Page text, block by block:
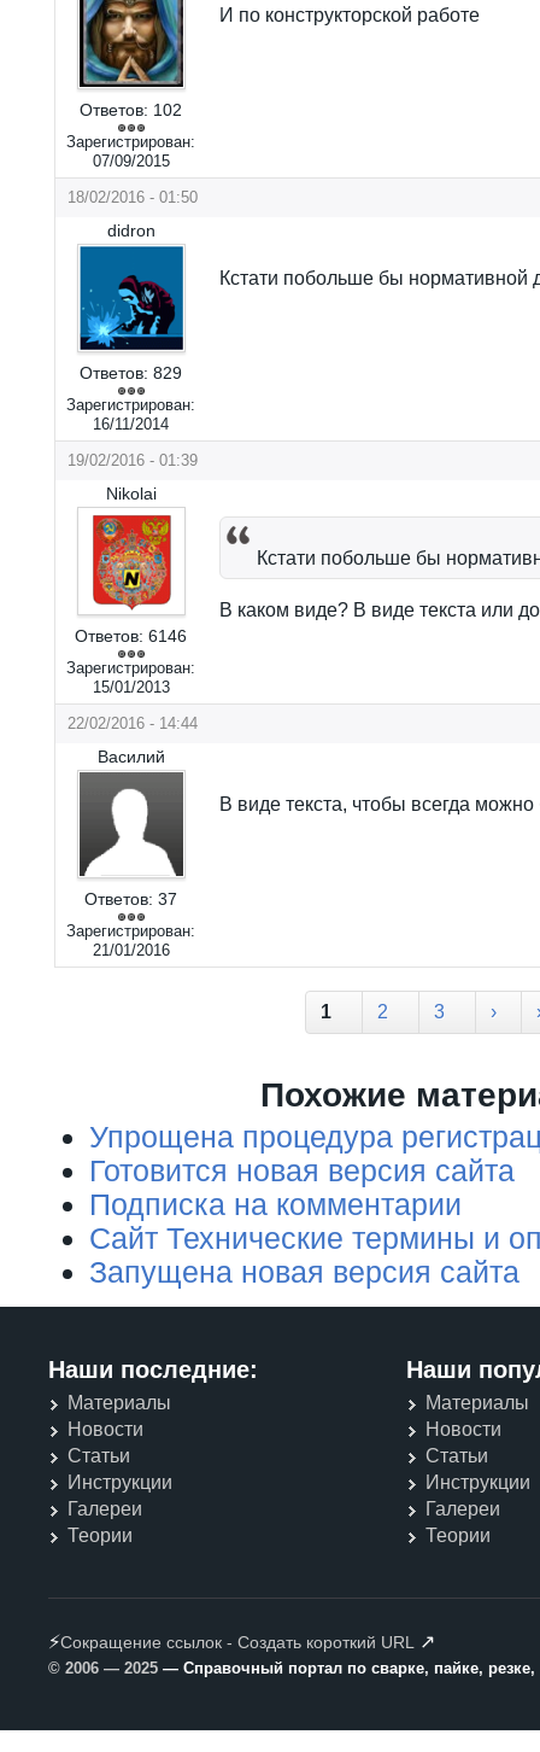
Ответов: 102
Зарегистрирован:
07/09/2015
И по конструкторской работе
18/02/2016 - 01:50
didron
Ответов: 829
Зарегистрирован:
16/11/2014
Кстати побольше бы нормативной
19/02/2016 - 01:39
Nikolai
Ответов: 6146
Зарегистрирован:
15/01/2013
Кстати побольше бы
В каком виде? В виде текста или
22/02/2016 - 14:44
Василий
Ответов: 37
Зарегистрирован:
21/01/2016
В виде текста, чтобы всегда
1 2 3 ›
Похожие
Упрощена процедура
Готовится новая версия сайта
Подписка на комментарии
Сайт Технические термины и
Запущена новая версия сайта
Наши последние:
Материалы
Новости
Статьи
Инструкции
Галереи
Теории
Наши
Материалы
Новости
Статьи
Инструкции
Галереи
Теории
⚡Сокращение ссылок - Создать короткий URL ↗
© 2006 — 2025 — Справочный портал по сварке, пайке,